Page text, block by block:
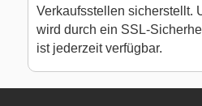
Verkaufsstellen sicherstellt.
wird durch ein SSL-
ist jederzeit verfügbar.